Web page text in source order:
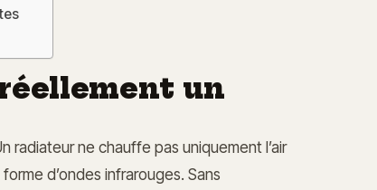
un
radiateur ne chauffe pas uniquement l’air
d’ondes infrarouges. Sans